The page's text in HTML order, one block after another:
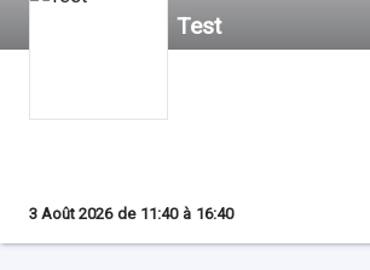
Test
3 Août 2026 de 11:40 à 16:40